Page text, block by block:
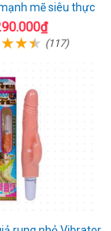
mẽ siêu thực
(117)